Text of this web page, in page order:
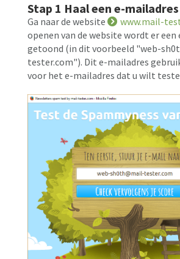
Stap 1 Haal een e-
Ga naar de website www.mail-
openen van de website wordt er een
getoond (in dit voorbeeld "web-
tester.com"). Dit e-mailadres
voor het e-mailadres dat u wilt